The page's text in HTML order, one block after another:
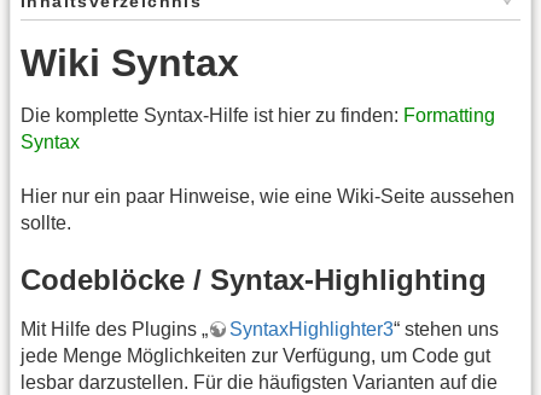
Wiki Syntax
Die komplette Syntax-Hilfe ist hier zu finden: Formatting
Syntax
Hier nur ein paar Hinweise, wie eine Wiki-Seite aussehen
sollte.
Codeblöcke / Syntax-Highlighting
Mit Hilfe des Plugins „ SyntaxHighlighter3“ stehen uns
jede Menge Möglichkeiten zur Verfügung, um Code gut
lesbar darzustellen. Für die häufigsten Varianten auf die